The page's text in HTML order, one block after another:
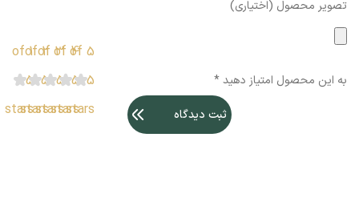
تصویر محصول (اختیاری)
به این محصول امتیاز دهید*
1 of
5
stars
2 of
5
stars
3 of
5
stars
4 of
5
stars
5 of
5
stars
ثبت دیدگاه